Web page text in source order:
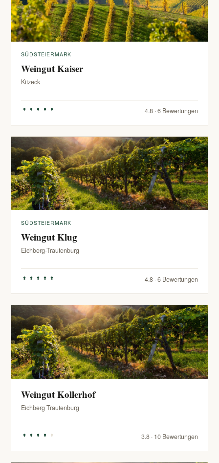
SÜDSTEIERMARK
Weingut Kaiser
Kitzeck
4.8 · 6 Bewertungen
SÜDSTEIERMARK
Weingut Klug
Eichberg-Trautenburg
4.8 · 6 Bewertungen
Weingut Kollerhof
Eichberg Trautenburg
3.8 · 10 Bewertungen